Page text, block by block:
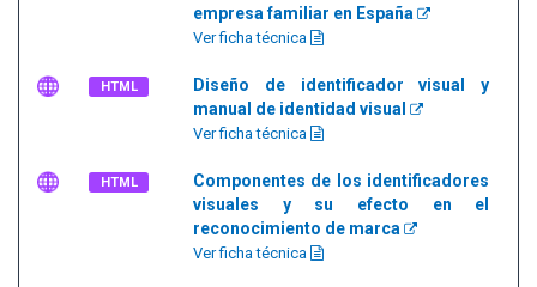
empresa familiar en España
Ver ficha técnica
HTML
Diseño de identificador visual y
manual de identidad visual
Ver ficha técnica
HTML
Componentes de los identificadores
visuales y su efecto en el
reconocimiento de marca
Ver ficha técnica